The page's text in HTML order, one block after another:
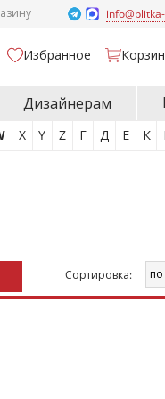
Избранное
Дизайнерам
X Y Z Г Д Е К
Cортировка: